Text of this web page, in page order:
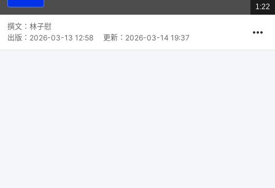
總
共
1:22
撰文： 林子慰
出版： 2026-03-13 12:58 更新： 2026-03-14 19:37